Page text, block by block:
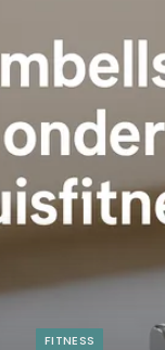
FITNESS